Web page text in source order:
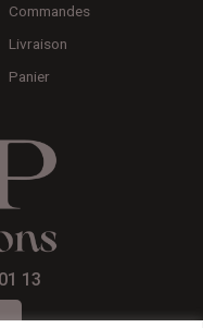
Commandes
Livraison
Panier
13